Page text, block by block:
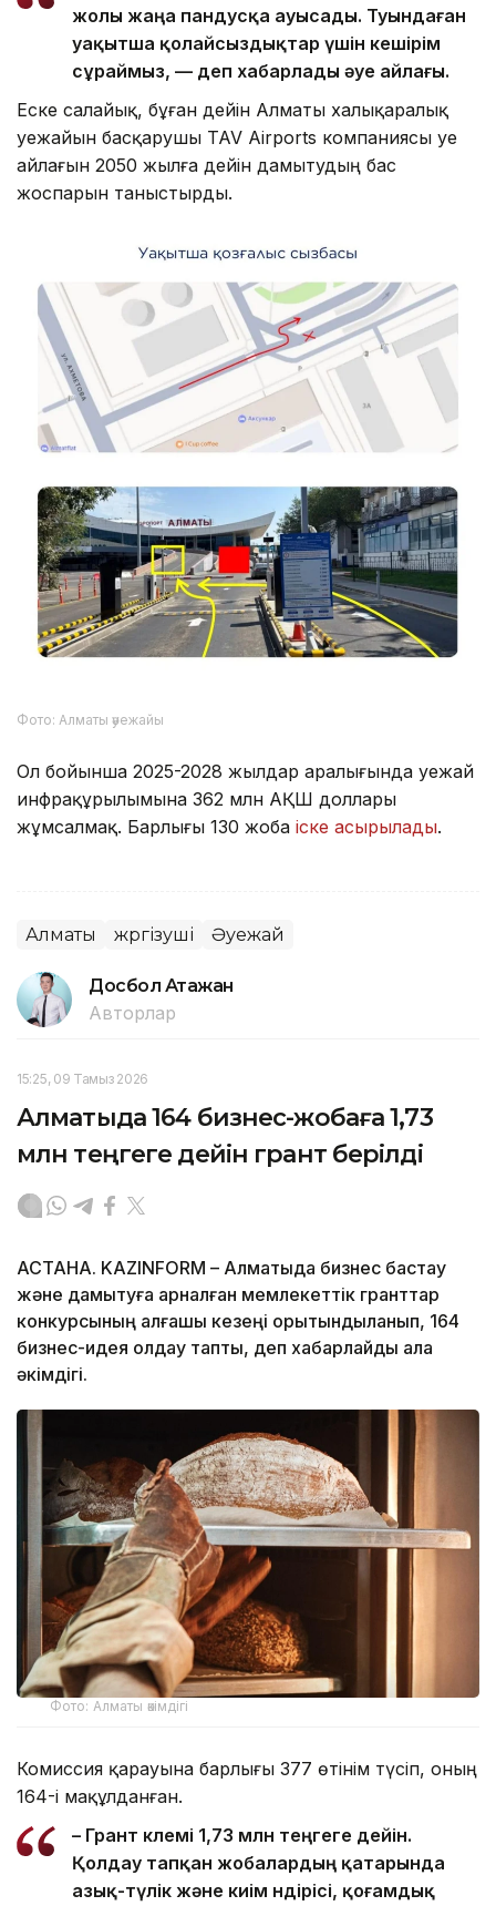
жолы жаңа пандусқа ауысады. Туындаған
уақытша қолайсыздықтар үшін кешірім
сұраймыз, — деп хабарлады әуе айлағы.
Еске салайық, бұған дейін Алматы халықаралық
әуежайын басқарушы TAV Airports компаниясы әуе
айлағын 2050 жылға дейін дамытудың бас
жоспарын таныстырды.
Фото: Алматы әуежайы
Ол бойынша 2025-2028 жылдар аралығында әуежай
инфрақұрылымына 362 млн АҚШ доллары
жұмсалмақ. Барлығы 130 жоба іске асырылады.
Алматы жүргізуші Әуежай
Досбол Атажан
Авторлар
15:25, 09 Тамыз 2026
Алматыда 164 бизнес-жобаға 1,73
млн теңгеге дейін грант берілді
АСТАНА. KAZINFORM – Алматыда бизнес бастау
және дамытуға арналған мемлекеттік гранттар
конкурсының алғашқы кезеңі қорытындыланып, 164
бизнес-идея қолдау тапты, деп хабарлайды қала
әкімдігі.
Фото: Алматы әкімдігі
Комиссия қарауына барлығы 377 өтінім түсіп, оның
164-і мақұлданған.
– Грант көлемі 1,73 млн теңгеге дейін.
Қолдау тапқан жобалардың қатарында
азық-түлік және киім өндірісі, қоғамдық